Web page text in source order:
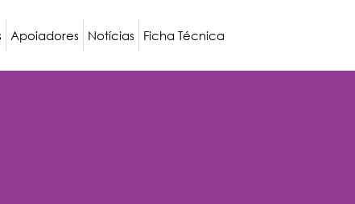
Apoiadores Notícias Ficha Técnica